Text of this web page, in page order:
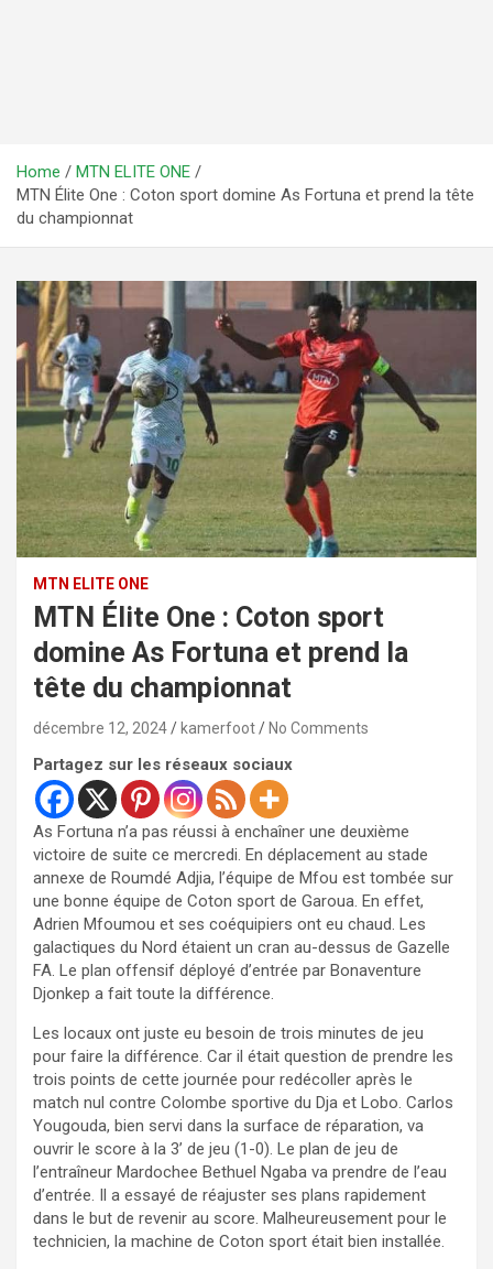
Home
MTN ELITE ONE
MTN Élite One : Coton sport domine As Fortuna et prend la tête
du championnat
MTN ELITE ONE
MTN Élite One : Coton sport
domine As Fortuna et prend la
tête du championnat
décembre 12, 2024 kamerfoot No Comments
Partagez sur les réseaux sociaux
As Fortuna n’a pas réussi à enchaîner une deuxième
victoire de suite ce mercredi. En déplacement au stade
annexe de Roumdé Adjia, l’équipe de Mfou est tombée sur
une bonne équipe de Coton sport de Garoua. En effet,
Adrien Mfoumou et ses coéquipiers ont eu chaud. Les
galactiques du Nord étaient un cran au-dessus de Gazelle
FA. Le plan offensif déployé d’entrée par Bonaventure
Djonkep a fait toute la différence.
Les locaux ont juste eu besoin de trois minutes de jeu
pour faire la différence. Car il était question de prendre les
trois points de cette journée pour redécoller après le
match nul contre Colombe sportive du Dja et Lobo. Carlos
Yougouda, bien servi dans la surface de réparation, va
ouvrir le score à la 3’ de jeu (1-0). Le plan de jeu de
l’entraîneur Mardochee Bethuel Ngaba va prendre de l’eau
d’entrée. Il a essayé de réajuster ses plans rapidement
dans le but de revenir au score. Malheureusement pour le
technicien, la machine de Coton sport était bien installée.